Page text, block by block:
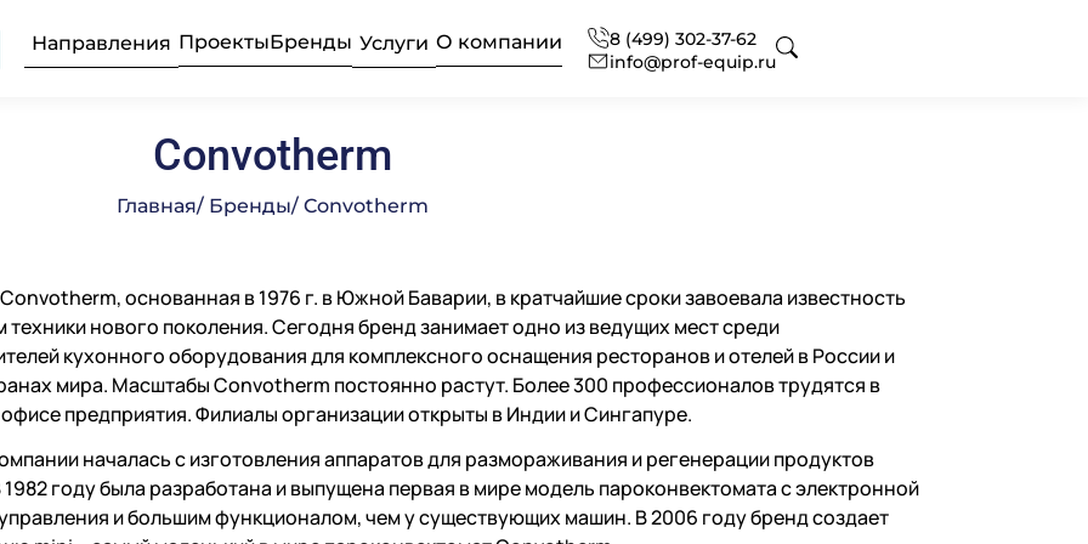
Направления ПроектыБренды Услуги О компании
8 (499) 302-37-62
info@prof-equip.ru
Профессиональная химия
Подробнее
Комплексное оснащение
Подробнее
Консалтинг
Подробнее
Поставка аксессуаров и запасных
частей
Подробнее
Химия профессиональная
Подробнее
Оборудование
профессиональной кухни
Подробнее
Convotherm
Главная/ Бренды/ Convotherm
основанная в 1976 г. в Южной Баварии, в кратчайшие сроки завоевала известность
техники нового поколения. Сегодня бренд занимает одно из ведущих мест среди
кухонного оборудования для комплексного оснащения ресторанов и отелей в России и
мира. Масштабы Convotherm постоянно растут. Более 300 профессионалов трудятся в
предприятия. Филиалы организации открыты в Индии и Сингапуре.
началась с изготовления аппаратов для размораживания и регенерации продуктов
1982 году была разработана и выпущена первая в мире модель пароконвектомата с электронной
и большим функционалом, чем у существующих машин. В 2006 году бренд создает